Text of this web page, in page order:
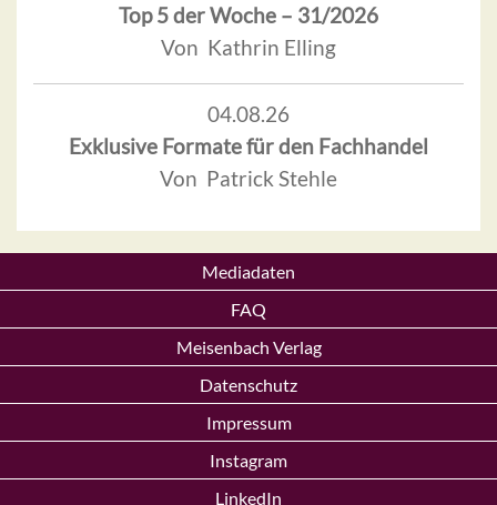
Top 5 der Woche – 31/2026
Von Kathrin Elling
04.08.26
Exklusive Formate für den Fachhandel
Von Patrick Stehle
Mediadaten
FAQ
Meisenbach Verlag
Datenschutz
Impressum
Instagram
LinkedIn